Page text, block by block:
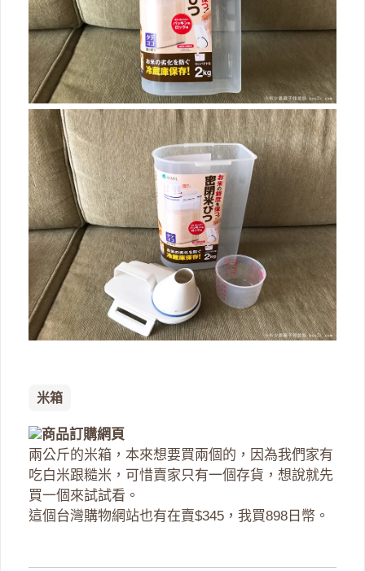
米箱
商品訂購網頁
兩公斤的米箱，本來想要買兩個的，因為我們家有
吃白米跟糙米，可惜賣家只有一個存貨，想說就先
買一個來試試看。
這個台灣購物網站也有在賣$345，我買898日幣。